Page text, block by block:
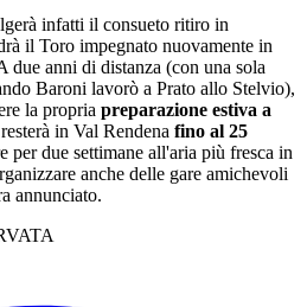
infatti il consueto ritiro in
il Toro impegnato nuovamente in
due anni di distanza (con una sola
Baroni lavorò a Prato allo Stelvio),
la propria preparazione estiva a
in Val Rendena fino al 25
per due settimane all'aria più fresca in
anche delle gare amichevoli
annunciato.